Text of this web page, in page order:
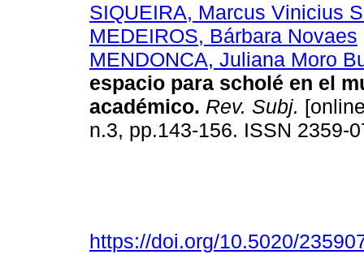
SIQUEIRA, Marcus Vinicius
MEDEIROS, Bárbara Novaes
MENDONCA, Juliana Moro
espacio para scholé en el
académico. Rev. Subj.
n.3, pp.143-156. ISSN 2359-
https://doi.org/10.5020/